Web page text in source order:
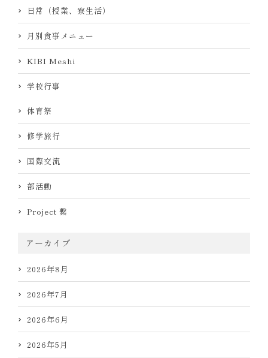
日常（授業、寮生活）
月別食事メニュー
KIBI Meshi
学校行事
体育祭
修学旅行
国際交流
部活動
Project 繋
アーカイブ
2026年8月
2026年7月
2026年6月
2026年5月